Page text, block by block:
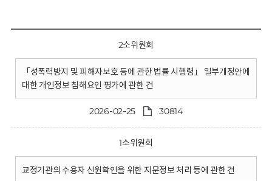
2소위원회
「성폭력방지 및 피해자보호 등에 관한 법률 시행령」 일부개정안에
대한 개인정보 침해요인 평가에 관한 건
2026-02-25 30814
1소위원회
교정기관의 수용자 신원확인을 위한 지문정보 처리 등에 관한 건